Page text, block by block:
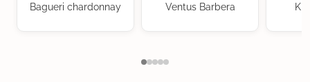
Bagueri chardonnay Ventus Barbera